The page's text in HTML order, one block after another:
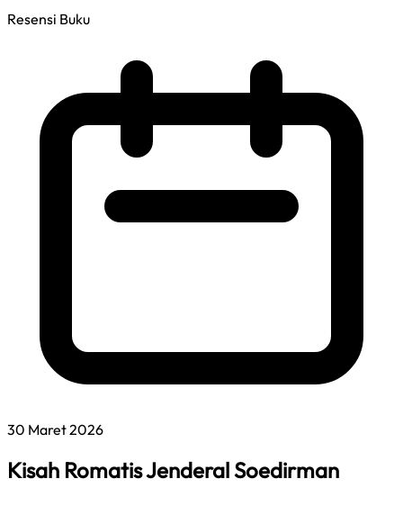
Resensi Buku
30 Maret 2026
Kisah Romatis Jenderal Soedirman